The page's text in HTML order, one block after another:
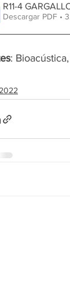
R11-4
Descargar PDF •
: